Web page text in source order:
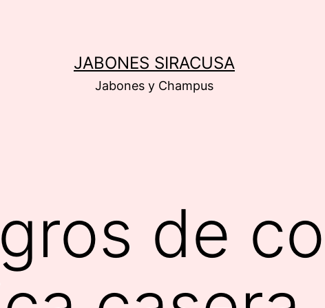
JABONES SIRACUSA
Jabones y Champus
de